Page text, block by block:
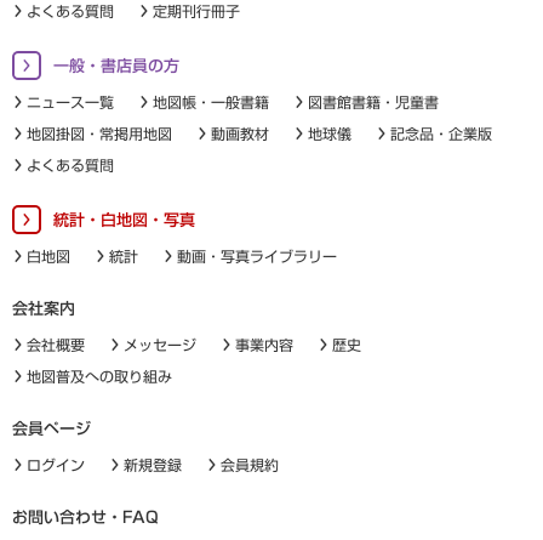
よくある質問 定期刊行冊子
一般・書店員の方
ニュース一覧 地図帳・一般書籍 図書館書籍・児童書
地図掛図・常掲用地図 動画教材 地球儀 記念品・企業版
よくある質問
統計・白地図・写真
白地図 統計 動画・写真ライブラリー
会社案内
会社概要 メッセージ 事業内容 歴史
地図普及への取り組み
会員ページ
ログイン 新規登録 会員規約
お問い合わせ・FAQ